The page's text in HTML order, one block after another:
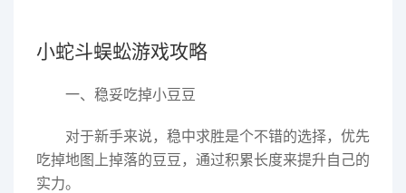
小蛇斗蜈蚣游戏攻略
一、稳妥吃掉小豆豆
对于新手来说，稳中求胜是个不错的选择，优先
吃掉地图上掉落的豆豆，通过积累长度来提升自己的
实力。